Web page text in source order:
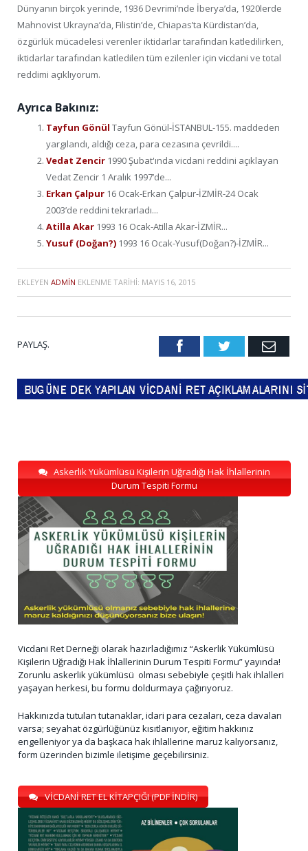
Dünyanın birçok yerinde, 1936 Devrimi’nde İberya’da, 1920lerde
Mahnovist Ukrayna’da, Filistin’de, Chiapas’ta Kürdistan’da,
özgürlük mücadelesi verenler iktidarlar tarafından katledilirken,
iktidarlar tarafından katledilen tüm ezilenler için vicdani ve total
reddimi açıklıyorum.
Ayrıca Bakınız:
Tayfun Gönül Tayfun Gönül-İSTANBUL-155. maddeden
yargılandı, aldığı ceza, para cezasına çevrildi....
Vedat Zencir 1990 Şubat'ında vicdani reddini açıklayan
Vedat Zencir 1 Aralık 1997’de...
Erkan Çalpur 16 Ocak-Erkan Çalpur-İZMİR-24 Ocak
2003’de reddini tekrarladı...
Atilla Akar 1993 16 Ocak-Atilla Akar-İZMİR...
Yusuf (Doğan?) 1993 16 Ocak-Yusuf(Doğan?)-İZMİR...
EKLEYEN ADMIN EKLENME TARIHI: MAYIS 16, 2015
PAYLAŞ. FacebookTwitter Email
Askerlik Yükümlüsü Kişilerin Uğradığı Hak İhlallerinin
Durum Tespiti Formu
Vicdani Ret Derneği olarak hazırladığımız “Askerlik Yükümlüsü
Kişilerin Uğradığı Hak İhlallerinin Durum Tespiti Formu” yayında!
Zorunlu askerlik yükümlüsü olması sebebiyle çeşitli hak ihlalleri
yaşayan herkesi, bu formu doldurmaya çağırıyoruz.
Hakkınızda tutulan tutanaklar, idari para cezaları, ceza davaları
varsa; seyahat özgürlüğünüz kısıtlanıyor, eğitim hakkınız
engelleniyor ya da başkaca hak ihlallerine maruz kalıyorsanız,
form üzerinden bizimle iletişime geçebilirsiniz.
VİCDANİ RET EL KİTAPÇIĞI (PDF İNDİR)